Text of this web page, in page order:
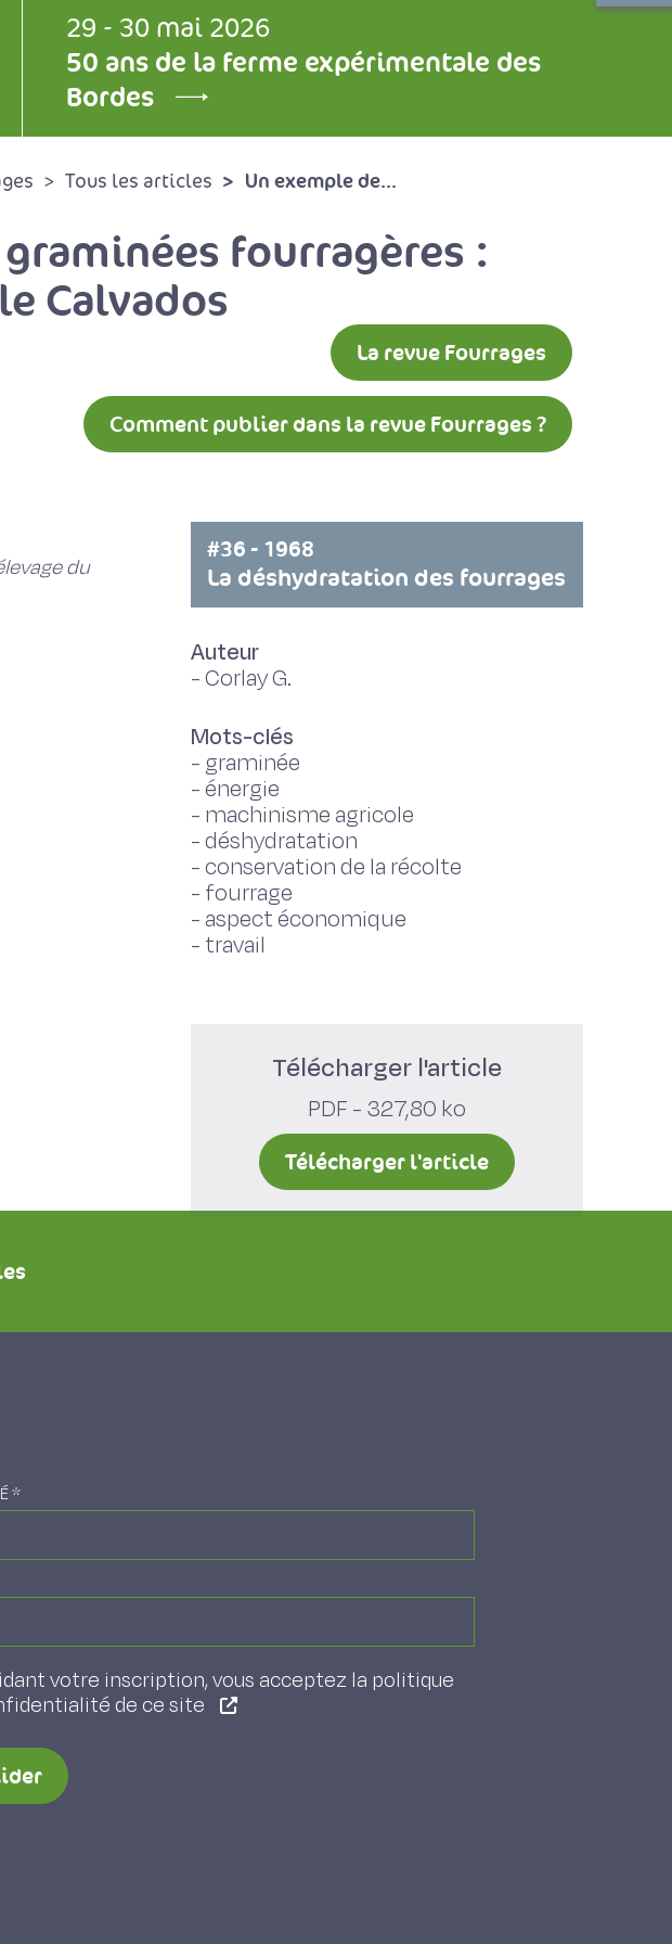
29 - 30 mai 2026
50 ans de la ferme expérimentale des
Bordes
Tous les articles Un exemple de...
fourragères :
Calvados
La revue Fourrages
Comment publier dans la revue Fourrages ?
du
#36 - 1968
La déshydratation des fourrages
Auteur
-Corlay G.
Mots-clés
- graminée
-énergie
- machinisme agricole
-déshydratation
-conservation de la récolte
- fourrage
- aspect économique
- travail
Télécharger l'article
PDF - 327,80 ko
Télécharger l'article
*
votre inscription, vous acceptez la politique
de ce site